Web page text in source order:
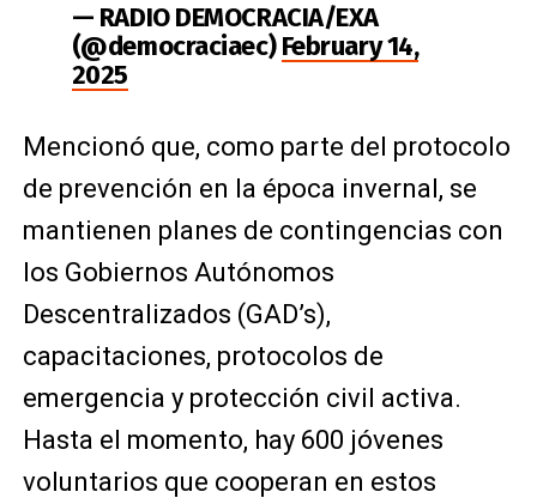
— RADIO DEMOCRACIA/EXA
(@democraciaec)February 14,
2025
Mencionó que, como parte del protocolo
de prevención en la época invernal, se
mantienen planes de contingencias con
los Gobiernos Autónomos
Descentralizados (GAD’s),
capacitaciones, protocolos de
emergencia y protección civil activa.
Hasta el momento, hay 600 jóvenes
voluntarios que cooperan en estos